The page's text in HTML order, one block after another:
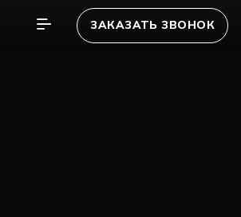
ЗАКАЗАТЬ ЗВОНОК